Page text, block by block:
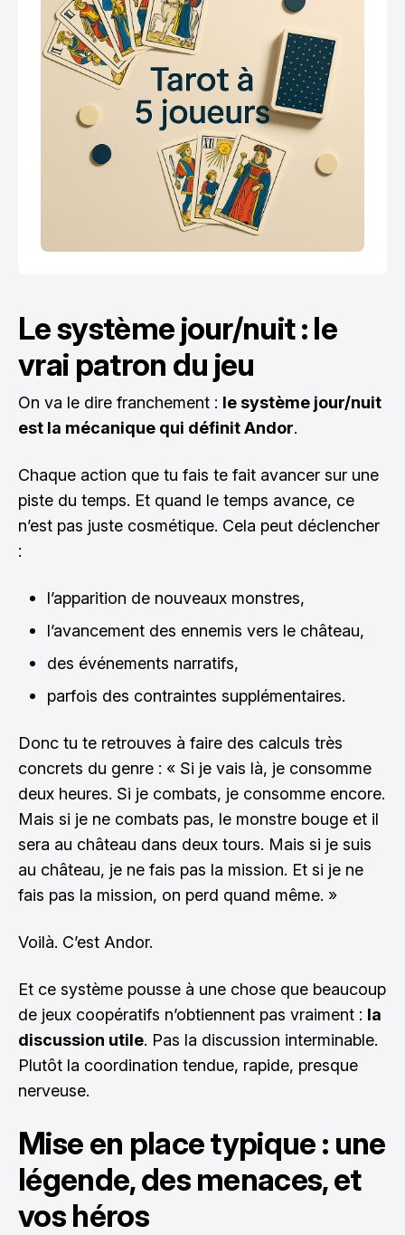
Le système jour/nuit : le
vrai patron du jeu
On va le dire franchement : le système jour/nuit
est la mécanique qui définit Andor.
Chaque action que tu fais te fait avancer sur une
piste du temps. Et quand le temps avance, ce
n’est pas juste cosmétique. Cela peut déclencher
:
l’apparition de nouveaux monstres,
l’avancement des ennemis vers le château,
des événements narratifs,
parfois des contraintes supplémentaires.
Donc tu te retrouves à faire des calculs très
concrets du genre : « Si je vais là, je consomme
deux heures. Si je combats, je consomme encore.
Mais si je ne combats pas, le monstre bouge et il
sera au château dans deux tours. Mais si je suis
au château, je ne fais pas la mission. Et si je ne
fais pas la mission, on perd quand même. »
Voilà. C’est Andor.
Et ce système pousse à une chose que beaucoup
de jeux coopératifs n’obtiennent pas vraiment : la
discussion utile. Pas la discussion interminable.
Plutôt la coordination tendue, rapide, presque
nerveuse.
Mise en place typique : une
légende, des menaces, et
vos héros